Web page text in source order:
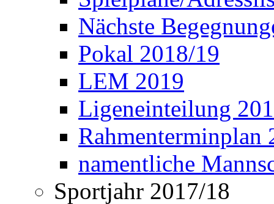
Nächste
Pokal 2018/19
LEM 2019
Ligeneinteilung
Rahmenterminplan
namentliche
Sportjahr 2017/18